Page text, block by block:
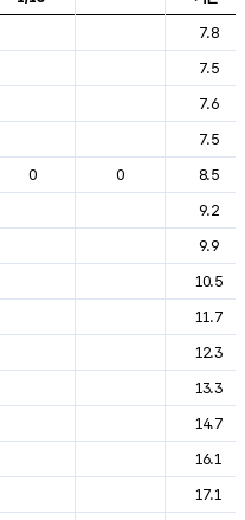
수, 바람, 기압등을 안내한 표입
7.8
7.5
7.6
7.5
0 0
8.5
9.2
9.9
10.5
11.7
12.3
13.3
14.7
16.1
17.1